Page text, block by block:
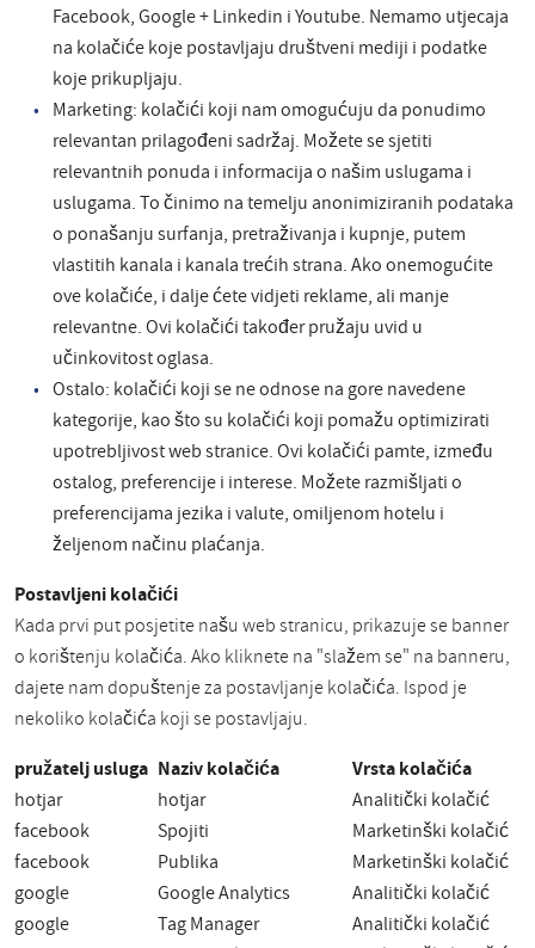
Facebook, Google + Linkedin i Youtube. Nemamo utjecaja
na kolačiće koje postavljaju društveni mediji i podatke
koje prikupljaju.
Marketing: kolačići koji nam omogućuju da ponudimo
relevantan prilagođeni sadržaj. Možete se sjetiti
relevantnih ponuda i informacija o našim uslugama i
uslugama. To činimo na temelju anonimiziranih podataka
o ponašanju surfanja, pretraživanja i kupnje, putem
vlastitih kanala i kanala trećih strana. Ako onemogućite
ove kolačiće, i dalje ćete vidjeti reklame, ali manje
relevantne. Ovi kolačići također pružaju uvid u
učinkovitost oglasa.
Ostalo: kolačići koji se ne odnose na gore navedene
kategorije, kao što su kolačići koji pomažu optimizirati
upotrebljivost web stranice. Ovi kolačići pamte, između
ostalog, preferencije i interese. Možete razmišljati o
preferencijama jezika i valute, omiljenom hotelu i
željenom načinu plaćanja.
Postavljeni kolačići
Kada prvi put posjetite našu web stranicu, prikazuje se banner
o korištenju kolačića. Ako kliknete na "slažem se" na banneru,
dajete nam dopuštenje za postavljanje kolačića. Ispod je
nekoliko kolačića koji se postavljaju.
pružatelj usluga Naziv kolačića Vrsta kolačića
hotjar hotjar
Analitički kolačić
facebook
Spojiti
Marketinški kolačić
facebook
Publika
Marketinški kolačić
google
Google Analytics
Analitički kolačić
google
Tag Manager
Analitički kolačić